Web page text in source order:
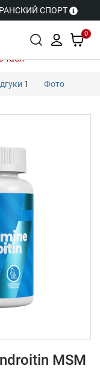
СПОРТ
0
табл
1 Фото
MSM